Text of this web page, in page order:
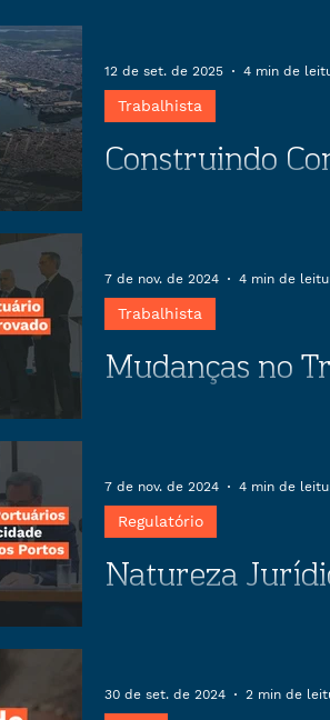
Construindo
em negociações coletivas
transformar conflitos em
oportunidades,
empresarial e benefícios
trabalhadores.
Trabalhista
12 de set. de 2025 4 min de
Mudanças no
pela
Portuário previstas no
aprovado pela CEPORTOS
Trabalhista
7 de nov. de 2024 4 min de
Natureza
Modicidade
serviços portuários e sua
Regulatório
7 de nov. de 2024 4 min de
30 de set. de 2024 2 min de